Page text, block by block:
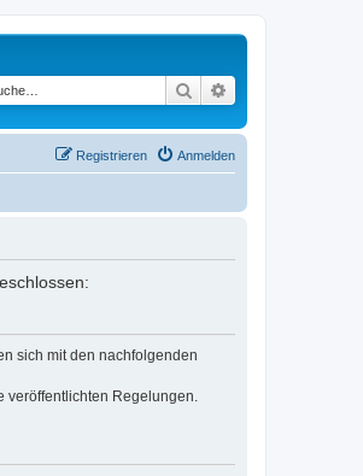
Suche
Anmelden
Registrieren
sich mit den nachfolgenden
veröffentlichten Regelungen.